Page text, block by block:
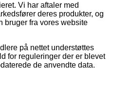
Vi har aftaler med
deres produkter, og
bruger fra vores website
på nettet understøttes
for reguleringer der er blevet
de anvendte data.